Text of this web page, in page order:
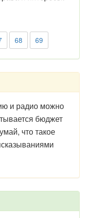
68 69
и радио можно
бюджет
что такое